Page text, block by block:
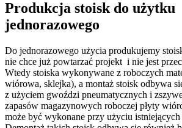
Produkcja stoisk do użytku
jednorazowego
Do jednorazowego użycia produkujemy
nie chce już powtarzać projekt i nie jest
Wtedy stoiska wykonywane z roboczych
wiórowa, sklejka), a montaż stoisk odbywa
z użyciem gwoździ pneumatycznych i
zapasów magazynowych roboczej płyty
może być wykonane przy użyciu